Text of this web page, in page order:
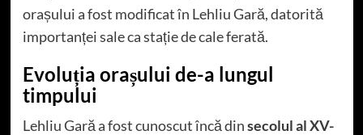
orașului a fost modificat în Lehliu Gară, datorită
importanței sale ca stație de cale ferată.
Evoluția orașului de-a lungul
timpului
Lehliu Gară a fost cunoscut încă dinsecolul al XV-